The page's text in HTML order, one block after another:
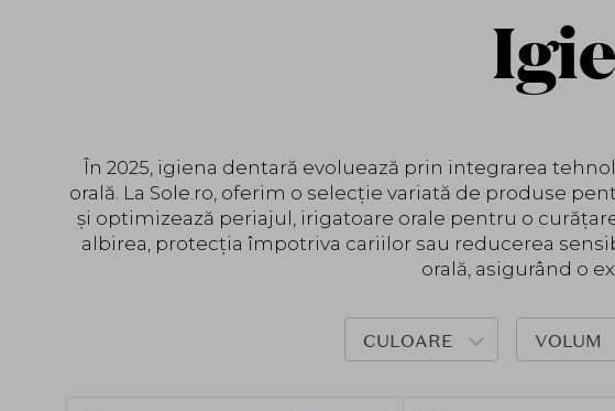
În 2025, igiena dentară evoluează prin integrarea
orală. La Sole.ro, oferim o selecție variată de produse
și optimizează periajul, irigatoare orale pentru o
albirea, protecția împotriva cariilor sau reducerea
orală, asigurând o
CULOARE VOLUM